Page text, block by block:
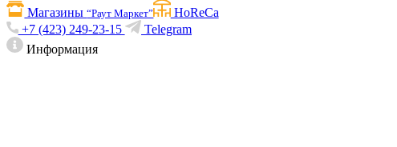
Магазины“Раут Маркет”
HoReCa
+7 (423) 249-23-15
Telegram
Информация